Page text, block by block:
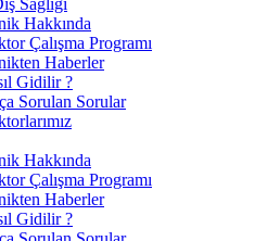
Hakkında
Çalışma Programı
Haberler
Gidilir ?
Sorulan Sorular
Hakkında
Çalışma Programı
Haberler
Gidilir ?